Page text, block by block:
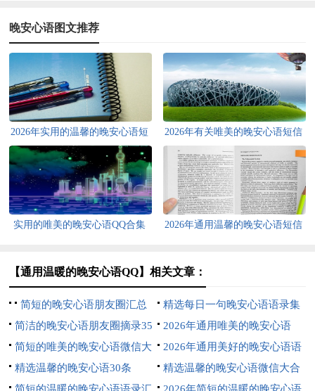
晚安心语图文推荐
2026年实用的温馨的晚安心语短
信大汇总60句
2026年有关唯美的晚安心语短信
35句
实用的唯美的晚安心语QQ合集
2026年通用温馨的晚安心语短信
【通用温暖的晚安心语QQ】相关文章：
简短的晚安心语朋友圈汇总
81条
精选每日一句晚安心语语录集
锦72句
简洁的晚安心语朋友圈摘录35
句
2026年通用唯美的晚安心语
QQ合集31句
简短的唯美的晚安心语微信大
汇总79条
2026年通用美好的晚安心语语
录合集70条
精选温馨的晚安心语30条
精选温馨的晚安心语微信大合
集53条
简短的温暖的晚安心语语录汇 2026年简短的温暖的晚安心语